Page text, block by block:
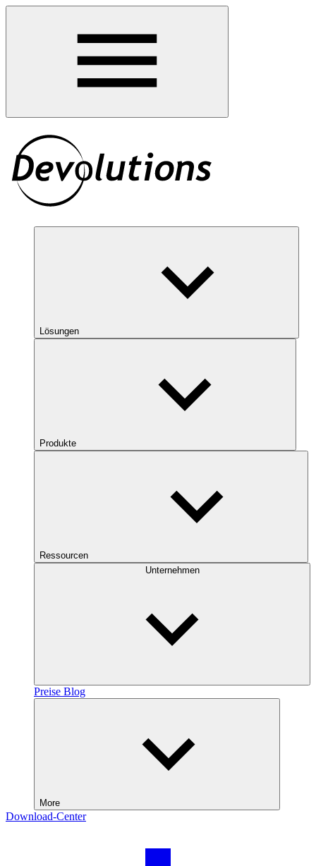
Lösungen
Produkte
Ressourcen
Unternehmen
Preise Blog
More
Download-Center